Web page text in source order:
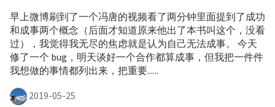
早上微博刷到了一个冯唐的视频看了两分钟里面提到了成功
和成事两个概念（后面才知道原来他出了本书叫这个，没看
过），我觉得我无尽的焦虑就是认为自己无法成事。 今天
修了一个 bug，明天谈好一个合作都算成事，但我把一件件
我想做的事情都列出来，把重要......
2019-05-25